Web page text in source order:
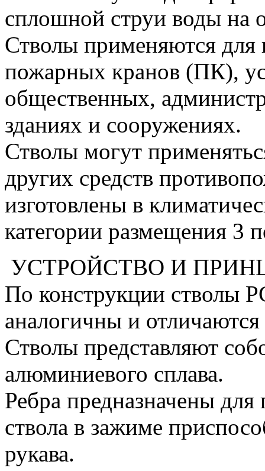
сплошной струи воды на
Стволы применяются для
пожарных кранов (ПК),
общественных,
зданиях и сооружениях.
Стволы могут
других средств
изготовлены в
категории размещения 3
УСТРОЙСТВО И
По конструкции стволы
аналогичны и
Стволы представляют
алюминиевого сплава.
Ребра предназначены
ствола в зажиме
рукава.